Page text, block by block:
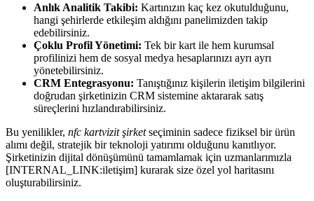
Anlık Analitik Takibi: Kartınızın kaç kez okutulduğunu,
hangi şehirlerde etkileşim aldığını panelimizden takip
edebilirsiniz.
Çoklu Profil Yönetimi: Tek bir kart ile hem kurumsal
profilinizi hem de sosyal medya hesaplarınızı ayrı ayrı
yönetebilirsiniz.
CRM Entegrasyonu: Tanıştığınız kişilerin iletişim bilgilerini
doğrudan şirketinizin CRM sistemine aktararak satış
süreçlerini hızlandırabilirsiniz.
Bu yenilikler, nfc kartvizit şirketseçiminin sadece fiziksel bir ürün
alımı değil, stratejik bir teknoloji yatırımı olduğunu kanıtlıyor.
Şirketinizin dijital dönüşümünü tamamlamak için uzmanlarımızla
[INTERNAL_LINK:iletişim] kurarak size özel yol haritasını
oluşturabilirsiniz.